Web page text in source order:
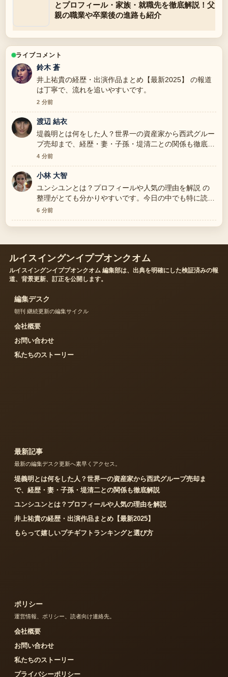
とプロフィール・家族・就職先を徹底解説！父
親の職業や卒業後の進路も紹介
ライブコメント
鈴木 蒼
井上祐貴の経歴・出演作品まとめ【最新2025】 の報道
は丁寧で、流れを追いやすいです。
2 分前
渡辺 結衣
堤義明とは何をした人？世界一の資産家から西武グルー
プ売却まで、経歴・妻・子孫・堤清二との関係も徹底解
説 周辺の検証がしっかりしていて安心感があります。
4 分前
小林 大智
ユンシユンとは？プロフィールや人気の理由を解説 の
整理がとても分かりやすいです。今日の中でも特に読み
やすいです。
6 分前
ルイスイングンイププオンクオム
ルイスイングンイププオンクオム 編集部は、出典を明確にした検証済みの報
道、背景更新、訂正を公開します。
編集デスク
朝刊 継続更新の編集サイクル
会社概要
お問い合わせ
私たちのストーリー
最新記事
最新の編集デスク更新へ素早くアクセス。
堤義明とは何をした人？世界一の資産家から西武グループ売却ま
で、経歴・妻・子孫・堤清二との関係も徹底解説
ユンシユンとは？プロフィールや人気の理由を解説
井上祐貴の経歴・出演作品まとめ【最新2025】
もらって嬉しいプチギフトランキングと選び方
ポリシー
運営情報、ポリシー、読者向け連絡先。
会社概要
お問い合わせ
私たちのストーリー
プライバシーポリシー